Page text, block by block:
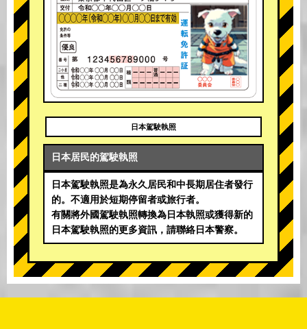
日本駕駛執照
日本居民的駕駛執照
日本駕駛執照是為永久居民和中長期居住者發行
的。不適用於短期停留者或旅行者。
有關將外國駕駛執照轉換為日本執照或獲得新的
日本駕駛執照的更多資訊，請聯絡日本警察。